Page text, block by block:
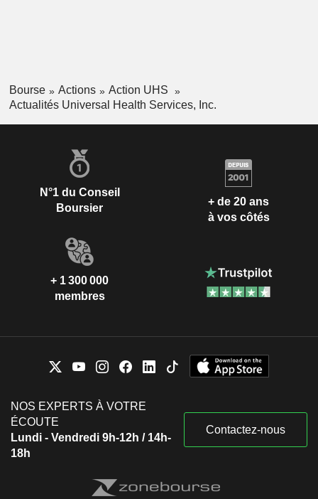
Bourse Actions
Action UHS
Actualités Universal Health Services, Inc.
N°1 du Conseil
Boursier
+ de 20 ans
à vos côtés
+ 1 300 000
membres
NOS EXPERTS À VOTRE
ÉCOUTE
Lundi - Vendredi 9h-12h / 14h-
18h
Contactez-nous